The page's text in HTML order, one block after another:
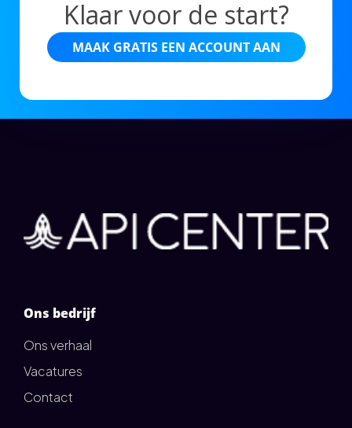
Klaar voor de start?
MAAK GRATIS EEN ACCOUNT AAN
Ons bedrijf
Ons verhaal
Vacatures
Contact